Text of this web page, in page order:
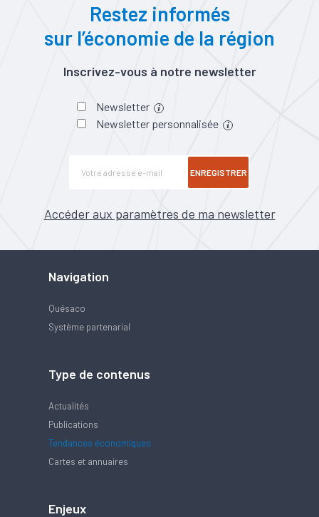
Restez informés
sur l’économie de la région
Inscrivez-vous à notre newsletter
Newsletter
Newsletter personnalisée
ENREGISTRER
Accéder aux paramètres de ma newsletter
Navigation
Quésaco
Système partenarial
Type de contenus
Actualités
Publications
Tendances économiques
Cartes et annuaires
Enjeux